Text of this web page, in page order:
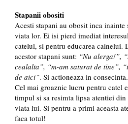
Stapanii obositi
Acesti stapani au obosit inca inainte
viata lor. Ei isi pierd imediat
catelul, si pentru educarea cainelui.
acestor stapani sunt: “Nu alerga!”,
cealalta”, “m-am saturat de tine”,
de aici”. Si actioneaza in consecinta.
Cel mai groaznic lucru pentru catel
timpul si sa resimta lipsa atentiei
viata lui. Si pentru a primi aceasta
faca totul!